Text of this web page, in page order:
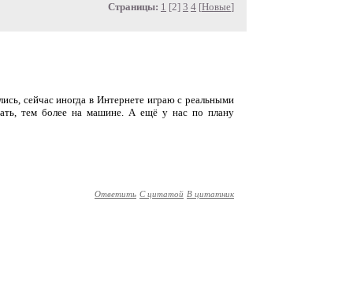
Страницы: 1 [2] 3 4 [Новые]
сейчас иногда в Интернете играю с реальными
тем более на машине. А ещё у нас по плану
Ответить С цитатой В цитатник